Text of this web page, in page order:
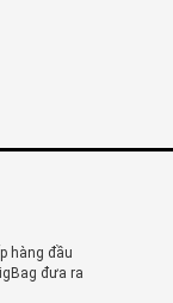
hàng đầu
đưa ra